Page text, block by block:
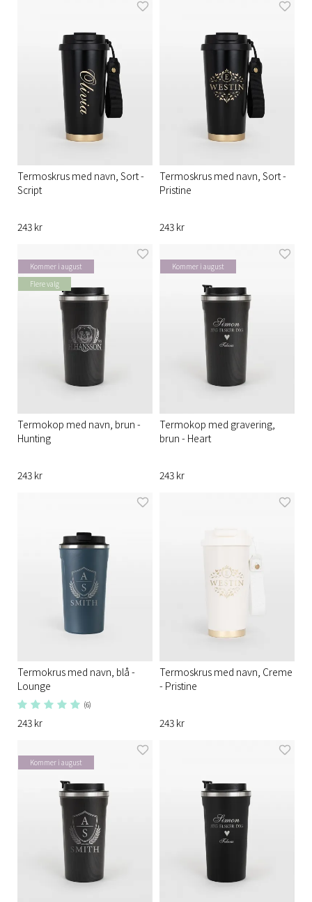
Termoskrus med navn, Sort -
Script
243 kr
Termoskrus med navn, Sort -
Pristine
243 kr
Kommer i august
Flere valg
Termokop med navn, brun -
Hunting
243 kr
Kommer i august
Termokop med gravering,
brun - Heart
243 kr
Termokrus med navn, blå -
Lounge
(6)
243 kr
Termoskrus med navn, Creme
- Pristine
243 kr
Kommer i august